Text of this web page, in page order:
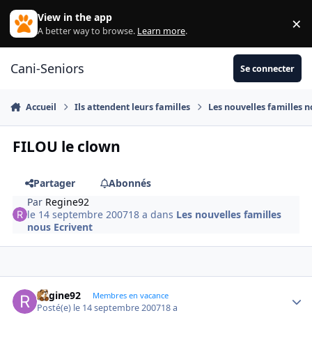
Aller au contenu
View in the app
A better way to browse. Learn more. ×
Cani-Seniors Se connecter
Accueil Ils attendent leurs familles Les nouvelles familles
FILOU le clown
Partager
Abonnés
Par Regine92
le 14 septembre 200718 a dans Les nouvelles familles
nous Ecrivent
Regine92 Membres en vacance
Posté(e) le 14 septembre 200718 a